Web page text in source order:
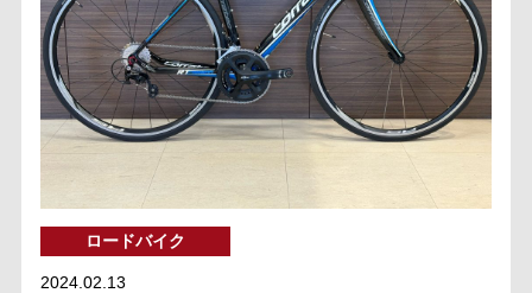
ロードバイク
2024.02.13